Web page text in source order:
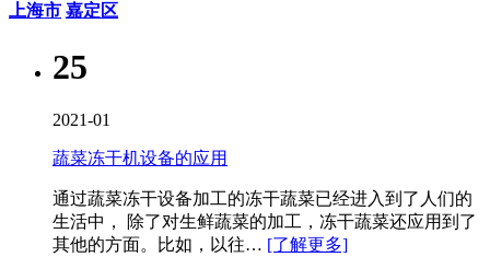
上海市 嘉定区
25
2021-01
蔬菜冻干机设备的应用
通过蔬菜冻干设备加工的冻干蔬菜已经进入到了人们的
生活中， 除了对生鲜蔬菜的加工，冻干蔬菜还应用到了
其他的方面。比如，以往… [了解更多]